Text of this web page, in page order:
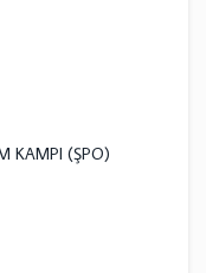
KAMPI (ŞPO)